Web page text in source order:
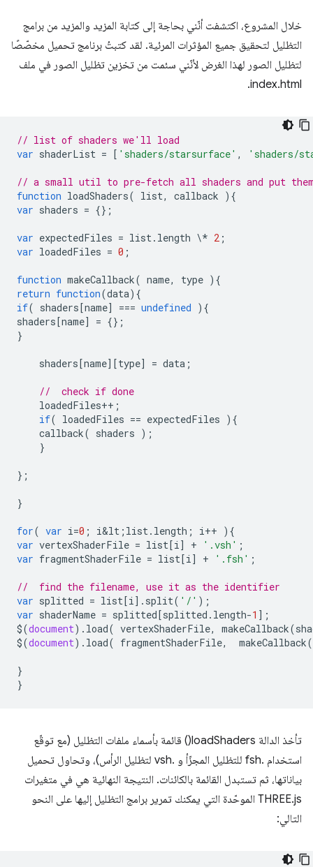
خلال المشروع، اكتشفت أنّني بحاجة إلى كتابة المزيد والمزيد من برامج
التظليل لتحقيق جميع المؤثرات المرئية. لقد كتبتُ برنامج تحميل مخصّصًا
لتظليل الصور لهذا الغرض لأنّني سئمت من تخزين تظليل الصور في ملف
index.html.
// list of shaders we'll load
var shaderList = [ 'shaders/starsurface' , 'shaders/
// a small util to pre-fetch all shaders and put
function loadShaders( list, callback ){
var shaders = {};
var expectedFiles = list. length \* 2 ;
var loadedFiles = 0 ;
function makeCallback( name, type ){
return function(data){
if( shaders [name] === undefined ){
shaders [name] = {};
}
shaders [name][type] = data ;
//  check if done
loadedFiles++ ;
if( loadedFiles == expectedFiles ){
callback( shaders );
}
};
}
for( var i=0 ; i&lt ; list. length ; i++ ){
var vertexShaderFile = list [i] + '.vsh' ;
var fragmentShaderFile = list [i] + '.fsh' ;
//  find the filename, use it as the identifier
var splitted = list [i]. split( '/' );
var shaderName = splitted [splitted . length-1 ];
$(document). load( vertexShaderFile, makeCallback(
$(document). load( fragmentShaderFile, makeCallback(
}
}
تأخذ الدالة loadShaders() قائمة بأسماء ملفات التظليل (مع توقّع
استخدام .fsh للتظليل المجزّأ و .vsh لتظليل الرأس)، وتحاول تحميل
بياناتها، ثم تستبدل القائمة بالكائنات. النتيجة النهائية هي في متغيرات
THREE.js الموحّدة التي يمكنك تمرير برامج التظليل إليها على النحو
التالي: